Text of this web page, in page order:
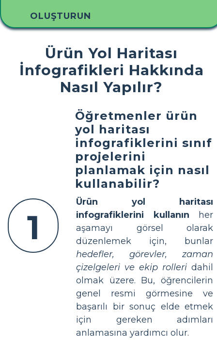
OLUŞTURUN
Ürün Yol Haritası
İnfografikleri Hakkında
Nasıl Yapılır?
1
Öğretmenler ürün
yol haritası
infografiklerini sınıf
projelerini
planlamak için nasıl
kullanabilir?
Ürün yol haritası
infografiklerini kullanın her
aşamayı görsel olarak
düzenlemek için, bunlar
hedefler, görevler, zaman
çizelgeleri ve ekip rolleri dahil
olmak üzere. Bu, öğrencilerin
genel resmi görmesine ve
başarılı bir sonuç elde etmek
için gereken adımları
anlamasına yardımcı olur.